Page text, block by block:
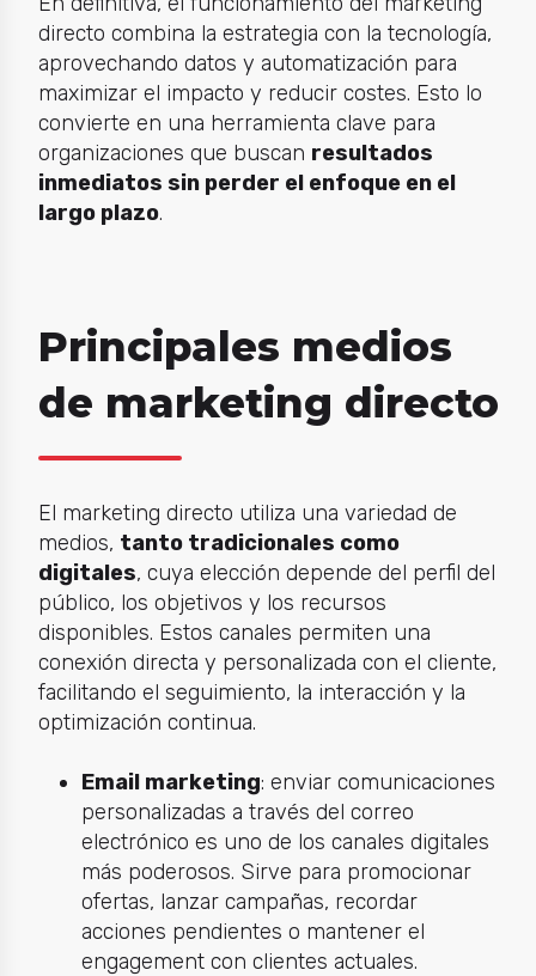
directo combina la estrategia con la tecnología,
aprovechando datos y automatización para
maximizar el impacto y reducir costes. Esto lo
convierte en una herramienta clave para
organizaciones que buscan resultados
inmediatos sin perder el enfoque en el
largo plazo.
Principales medios
de marketing directo
El marketing directo utiliza una variedad de
medios, tanto tradicionales como
digitales, cuya elección depende del perfil del
público, los objetivos y los recursos
disponibles. Estos canales permiten una
conexión directa y personalizada con el cliente,
facilitando el seguimiento, la interacción y la
optimización continua.
Email marketing: enviar comunicaciones
personalizadas a través del correo
electrónico es uno de los canales digitales
más poderosos. Sirve para promocionar
ofertas, lanzar campañas, recordar
acciones pendientes o mantener el
engagement con clientes actuales.